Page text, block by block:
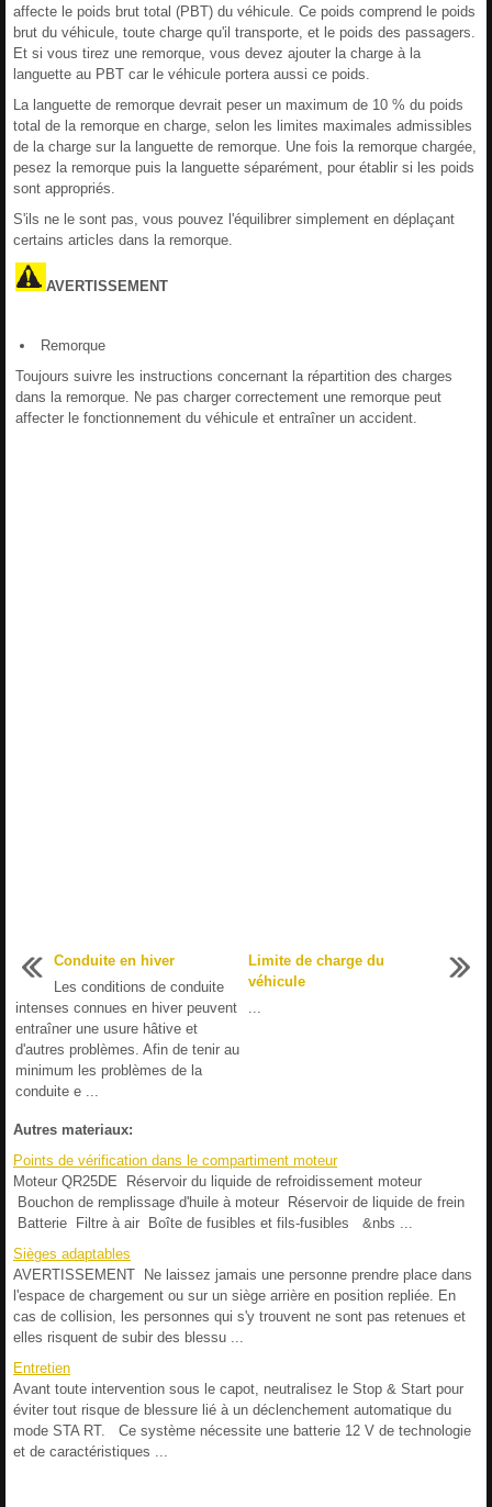
affecte le poids brut total (PBT) du véhicule. Ce poids comprend le poids
brut du véhicule, toute charge qu'il transporte, et le poids des passagers.
Et si vous tirez une remorque, vous devez ajouter la charge à la
languette au PBT car le véhicule portera aussi ce poids.
La languette de remorque devrait peser un maximum de 10 % du poids
total de la remorque en charge, selon les limites maximales admissibles
de la charge sur la languette de remorque. Une fois la remorque chargée,
pesez la remorque puis la languette séparément, pour établir si les poids
sont appropriés.
S'ils ne le sont pas, vous pouvez l'équilibrer simplement en déplaçant
certains articles dans la remorque.
AVERTISSEMENT
Remorque
Toujours suivre les instructions concernant la répartition des charges
dans la remorque. Ne pas charger correctement une remorque peut
affecter le fonctionnement du véhicule et entraîner un accident.
Conduite en hiver
Les conditions de conduite
intenses connues en hiver peuvent
entraîner une usure hâtive et
d'autres problèmes. Afin de tenir au
minimum les problèmes de la
conduite e ...
Limite de charge du
véhicule
Autres materiaux:
Points de vérification dans le compartiment moteur
Moteur QR25DE Réservoir du liquide de refroidissement moteur
Bouchon de remplissage d'huile à moteur Réservoir de liquide de frein
Batterie Filtre à air Boîte de fusibles et fils-fusibles &nbs ...
Sièges adaptables
AVERTISSEMENT Ne laissez jamais une personne prendre place dans
l'espace de chargement ou sur un siège arrière en position repliée. En
cas de collision, les personnes qui s'y trouvent ne sont pas retenues et
elles risquent de subir des blessu ...
Entretien
Avant toute intervention sous le capot, neutralisez le Stop & Start pour
éviter tout risque de blessure lié à un déclenchement automatique du
mode STA RT. Ce système nécessite une batterie 12 V de technologie
et de caractéristiques ...